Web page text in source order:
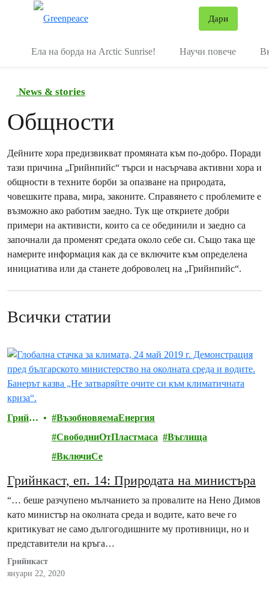
Дари
Ела на борда на Arctic Sunrise! Научи повече
News & stories
Общности
Дейните хора предизвикват промяната към по-добро. Поради
тази причина „Грийнпийс“ търси и насърчава активни хора и
общности в техните борби за опазване на природата,
човешките права, мира, законите. Справянето с проблемите е
възможно ако работим заедно. Тук ще откриете добри
примери на активисти, които са се обединили и заедно са
започнали да променят средата около себе си. Също така ще
намерите информация как да се включите към определена
инициатива или да станете доброволец на „Грийнпийс“.
Всички статии
Грийн
ВъзобновяемаЕнергия
СвободниОтПластмаса
Въглища
ВключиСе
Грийнкаст, еп. 14: Природата на министъра
“… беше разчупено мълчанието за провалите на Нено Димов
като министър на околната среда и водите, като вече го
критикуват не само дългогодишните му противници, но и
представители на кръга…
Грийнкаст
януари 22, 2020